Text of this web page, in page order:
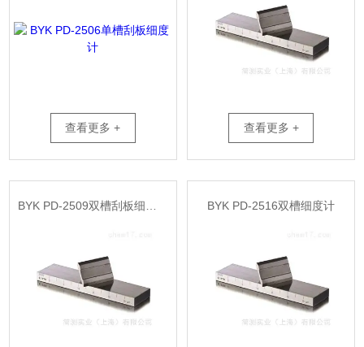
查看更多 + 查看更多 +
BYK PD-2516双槽细度计